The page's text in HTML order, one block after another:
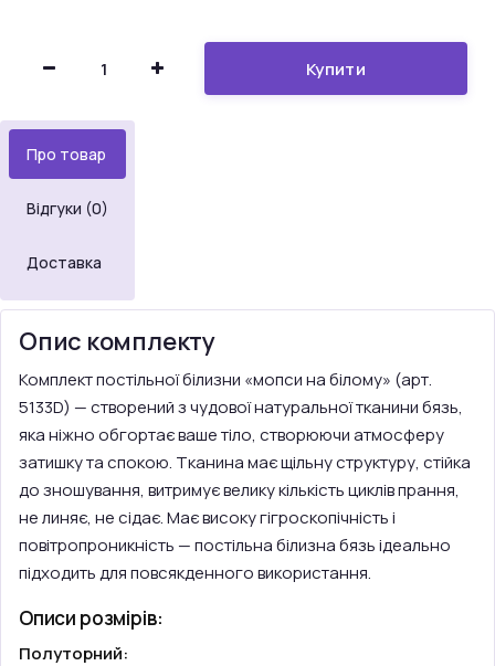
Купити
Про товар
Відгуки (0)
Доставка
Опис комплекту
Комплект постільної білизни «мопси на білому» (арт.
5133D) — створений з чудової натуральної тканини бязь,
яка ніжно обгортає ваше тіло, створюючи атмосферу
затишку та спокою. Тканина має щільну структуру, стійка
до зношування, витримує велику кількість циклів прання,
не линяє, не сідає. Має високу гігроскопічність і
повітропроникність — постільна білизна бязь ідеально
підходить для повсякденного використання.
Описи розмірів:
Полуторний: